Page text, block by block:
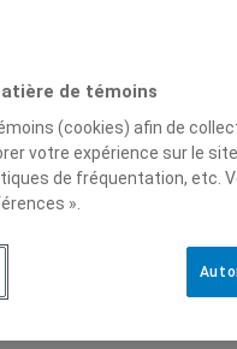
de témoins
(cookies) afin de
votre expérience sur le
de fréquentation, etc.
».